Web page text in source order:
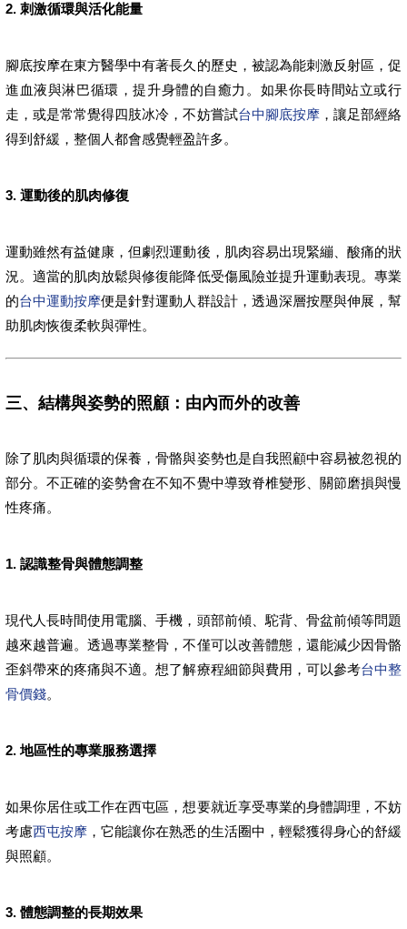
2. 刺激循環與活化能量
腳底按摩在東方醫學中有著長久的歷史，被認為能刺激反射區，促
進血液與淋巴循環，提升身體的自癒力。如果你長時間站立或行
走，或是常常覺得四肢冰冷，不妨嘗試台中腳底按摩，讓足部經絡
得到舒緩，整個人都會感覺輕盈許多。
3. 運動後的肌肉修復
運動雖然有益健康，但劇烈運動後，肌肉容易出現緊繃、酸痛的狀
況。適當的肌肉放鬆與修復能降低受傷風險並提升運動表現。專業
的台中運動按摩便是針對運動人群設計，透過深層按壓與伸展，幫
助肌肉恢復柔軟與彈性。
三、結構與姿勢的照顧：由內而外的改善
除了肌肉與循環的保養，骨骼與姿勢也是自我照顧中容易被忽視的
部分。不正確的姿勢會在不知不覺中導致脊椎變形、關節磨損與慢
性疼痛。
1. 認識整骨與體態調整
現代人長時間使用電腦、手機，頭部前傾、駝背、骨盆前傾等問題
越來越普遍。透過專業整骨，不僅可以改善體態，還能減少因骨骼
歪斜帶來的疼痛與不適。想了解療程細節與費用，可以參考台中整
骨價錢。
2. 地區性的專業服務選擇
如果你居住或工作在西屯區，想要就近享受專業的身體調理，不妨
考慮西屯按摩 ，它能讓你在熟悉的生活圈中，輕鬆獲得身心的舒緩
與照顧。
3. 體態調整的長期效果